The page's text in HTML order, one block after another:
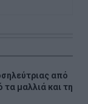
από
μαλλιά και τη